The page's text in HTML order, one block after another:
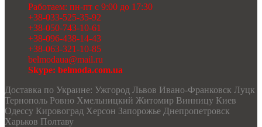
Работаем: пн-пт с 9:00 до 17:30
+38-033-525-35-92
+38-050-743-10-61
+38-096-438-14-43
+38-063-321-10-85
belmodaua@mail.ru
Skype: belmoda.com.ua
Доставка по Украине: Ужгород Львов Ивано-Франковск Луцк
Тернополь Ровно Хмельницкий Житомир Винницу Киев
Одессу Кировоград Херсон Запорожье Днепропетровск
Харьков Полтаву